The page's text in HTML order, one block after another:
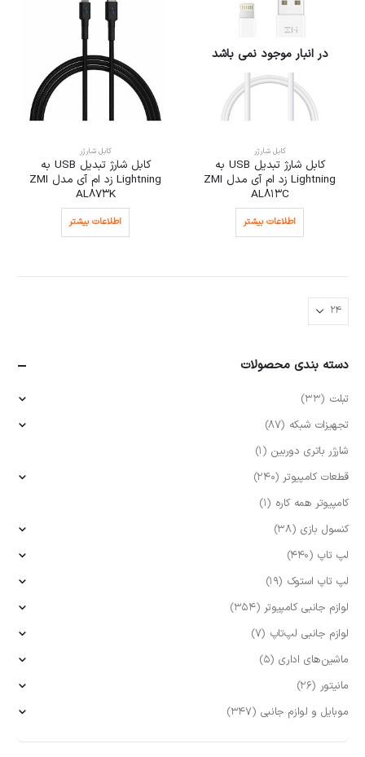
در انبار موجود نمی باشد
کابل شارژر
کابل شارژ تبدیل USB به
Lightning زد ام آی مدل ZMI
AL813C
اطلاعات بیشتر
کابل شارژر
کابل شارژ تبدیل USB به
Lightning زد ام آی مدل ZMI
AL873K
اطلاعات بیشتر
دسته بندی محصولات
تبلت (33)
تجهیزات شبکه (87)
شارژر باتری دوربین (1)
قطعات کامپیوتر (240)
کامپیوتر همه کاره (1)
کنسول بازی (38)
لپ تاپ (440)
لپ تاپ استوک (19)
لوازم جانبی کامپیوتر (354)
لوازم جانبی لپ‌تاپ (7)
ماشین‌های اداری (5)
مانیتور (26)
موبایل و لوازم جانبی (347)